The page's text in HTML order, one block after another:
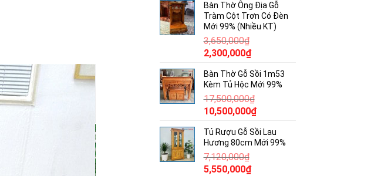
là:
6,600,000₫.
tại
là:
4,000,000₫.
Bàn Thờ Ông Địa Gỗ
Tràm Cột Trơn Có Đèn
Mới 99% (Nhiều KT)
3,650,000₫
Giá
là:
3,650,000₫.
2,300,000₫Giá
tại
là:
2,300,000₫.
Bàn Thờ Gỗ Sồi 1m53
Kèm Tủ Hộc Mới 99%
17,500,000₫
Giá
là:
17,500,000₫.
10,500,000₫Giá
tại
là:
Tủ Rượu Gỗ Sồi Lau
Hương 80cm Mới 99%
7,120,000₫
Giá
5,550,000₫Giá